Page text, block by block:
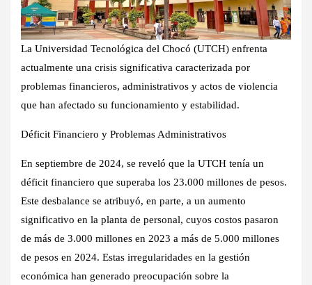
La Universidad Tecnológica del Chocó (UTCH) enfrenta
actualmente una crisis significativa caracterizada por
problemas financieros, administrativos y actos de violencia
que han afectado su funcionamiento y estabilidad.
Déficit Financiero y Problemas Administrativos
En septiembre de 2024, se reveló que la UTCH tenía un
déficit financiero que superaba los 23.000 millones de pesos.
Este desbalance se atribuyó, en parte, a un aumento
significativo en la planta de personal, cuyos costos pasaron
de más de 3.000 millones en 2023 a más de 5.000 millones
de pesos en 2024. Estas irregularidades en la gestión
económica han generado preocupación sobre la